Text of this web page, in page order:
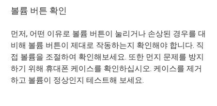
볼륨 버튼 확인
먼저, 어떤 이유로 볼륨 버튼이 눌리거나 손상된 경우를 대
비해 볼륨 버튼이 제대로 작동하는지 확인해야 합니다. 직
접 볼륨을 조절하여 확인해보세요. 또한 먼지 문제를 방지
하기 위해 휴대폰 케이스를 확인하십시오. 케이스를 제거
하고 볼륨이 정상인지 테스트해 보세요.